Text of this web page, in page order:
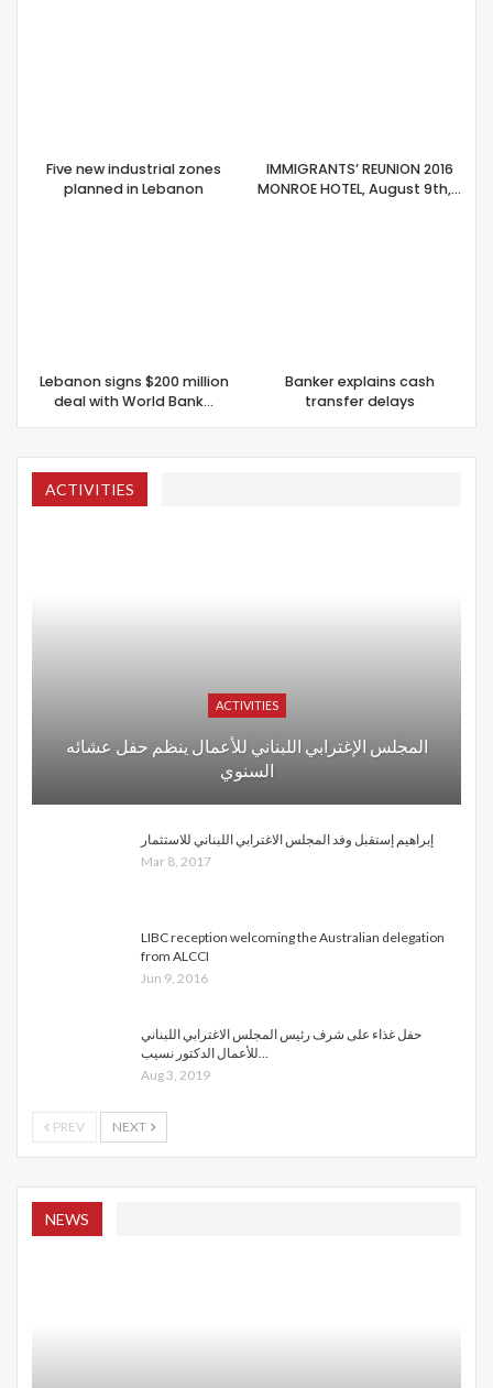
Five new industrial zones
planned in Lebanon
Lebanon signs $200 million
deal with World Bank…
IMMIGRANTS’ REUNION 2016
MONROE HOTEL, August 9th,…
Banker explains cash
transfer delays
ACTIVITIES
ACTIVITIES
المجلس الإغترابي اللبناني للأعمال ينظم حفل عشائه
السنوي
إبراهيم إستقبل وفد المجلس الاغترابي اللبناني للاستثمار
Mar 8, 2017
LIBC reception welcoming the Australian delegation
from ALCCI
Jun 9, 2016
حفل غذاء على شرف رئيس المجلس الاغترابي اللبناني
للأعمال الدكتور نسيب…
Aug 3, 2019
PREV NEXT
NEWS